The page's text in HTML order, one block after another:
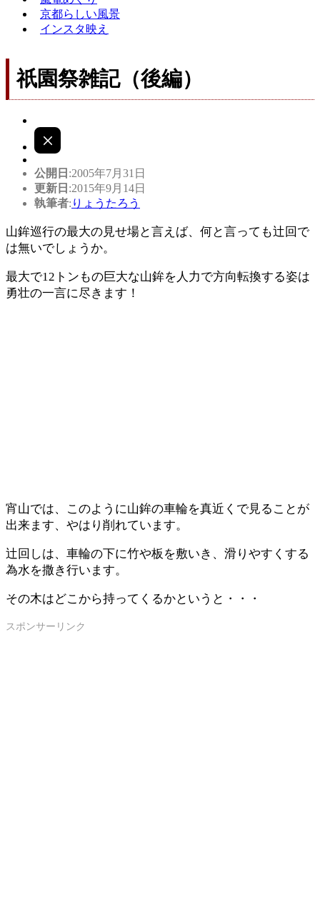
京都らしい風景
インスタ映え
祇園祭雑記（後編）
公開日 :2005年7月31日
更新日 :2015年9月14日
執筆者: りょうたろう
山鉾巡行の最大の見せ場と言えば、何と言っても辻回で
は無いでしょうか。
最大で12トンもの巨大な山鉾を人力で方向転換する姿は
勇壮の一言に尽きます！
宵山では、このように山鉾の車輪を真近くで見ることが
出来ます、やはり削れています。
辻回しは、車輪の下に竹や板を敷いき、滑りやすくする
為水を撒き行います。
その木はどこから持ってくるかというと・・・
スポンサーリンク